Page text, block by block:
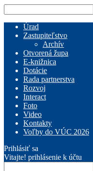
Úrad
Zastupiteľstvo
Archív
Otvorená župa
E-knižnica
Dotácie
Rada partnerstva
Rozvoj
Interact
Foto
Video
Kontakty
Voľby do VÚC 2026
Prihlásiť sa
Vitajte! prihlásenie k účtu